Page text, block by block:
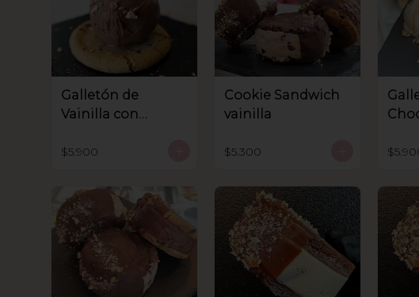
Galletón de
Vainilla con
$5.900
Cookie Sandwich
vainilla
$5.300